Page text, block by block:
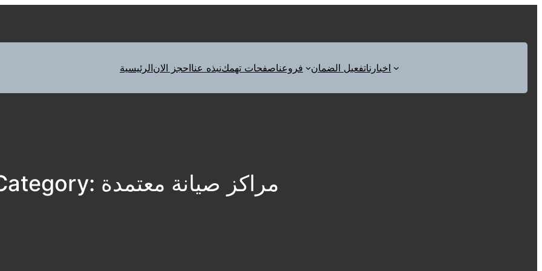
الرئيسيةاحجز الاننبذه عناصفحات تهمكفروعنا تفعيل الضماناخبارنا
مراكز صيانة معتمدة